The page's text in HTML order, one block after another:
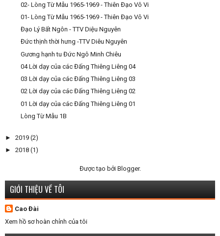
02- Lòng Từ Mẫu 1965-1969 - Thiên Đạo Vô Vi
01- Lòng Từ Mẫu 1965-1969 - Thiên Đạo Vô Vi
Đạo Lý Bất Ngôn - TTV Diệu Nguyên
Đức thịnh thời hưng -TTV Diêu Nguyên
Gương hạnh tu Đức Ngô Minh Chiêu
04 Lời dạy của các Đấng Thiêng Liêng 04
03 Lời dạy của các Đấng Thiêng Liêng 03
02 Lời dạy của các Đấng Thiêng Liêng 02
01 Lời dạy của các Đấng Thiêng Liêng 01
Lòng Từ Mẫu 1B
► 2019 (2)
► 2018 (1)
Được tạo bởi Blogger.
GIỚI THIỆU VỀ TÔI
Cao Đài
Xem hồ sơ hoàn chỉnh của tôi